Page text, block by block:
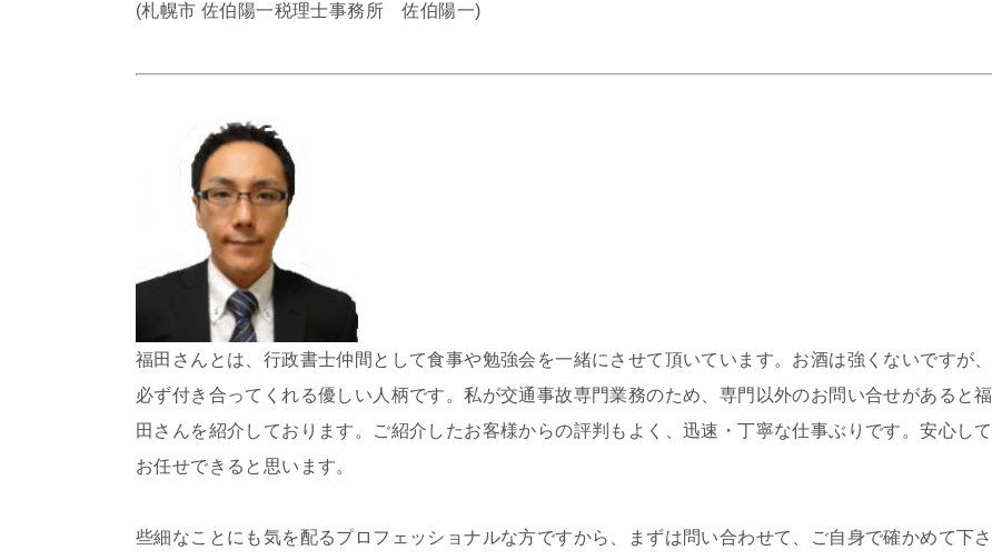
(札幌市 佐伯陽一税理士事務所 佐伯陽一)
福田さんとは、行政書士仲間として食事や勉強会を一緒にさせて頂いています。お酒は強くないですが、
必ず付き合ってくれる優しい人柄です。私が交通事故専門業務のため、専門以外のお問い合せがあると福
田さんを紹介しております。ご紹介したお客様からの評判もよく、迅速・丁寧な仕事ぶりです。安心して
お任せできると思います。
些細なことにも気を配るプロフェッショナルな方ですから、まずは問い合わせて、ご自身で確かめて下さ